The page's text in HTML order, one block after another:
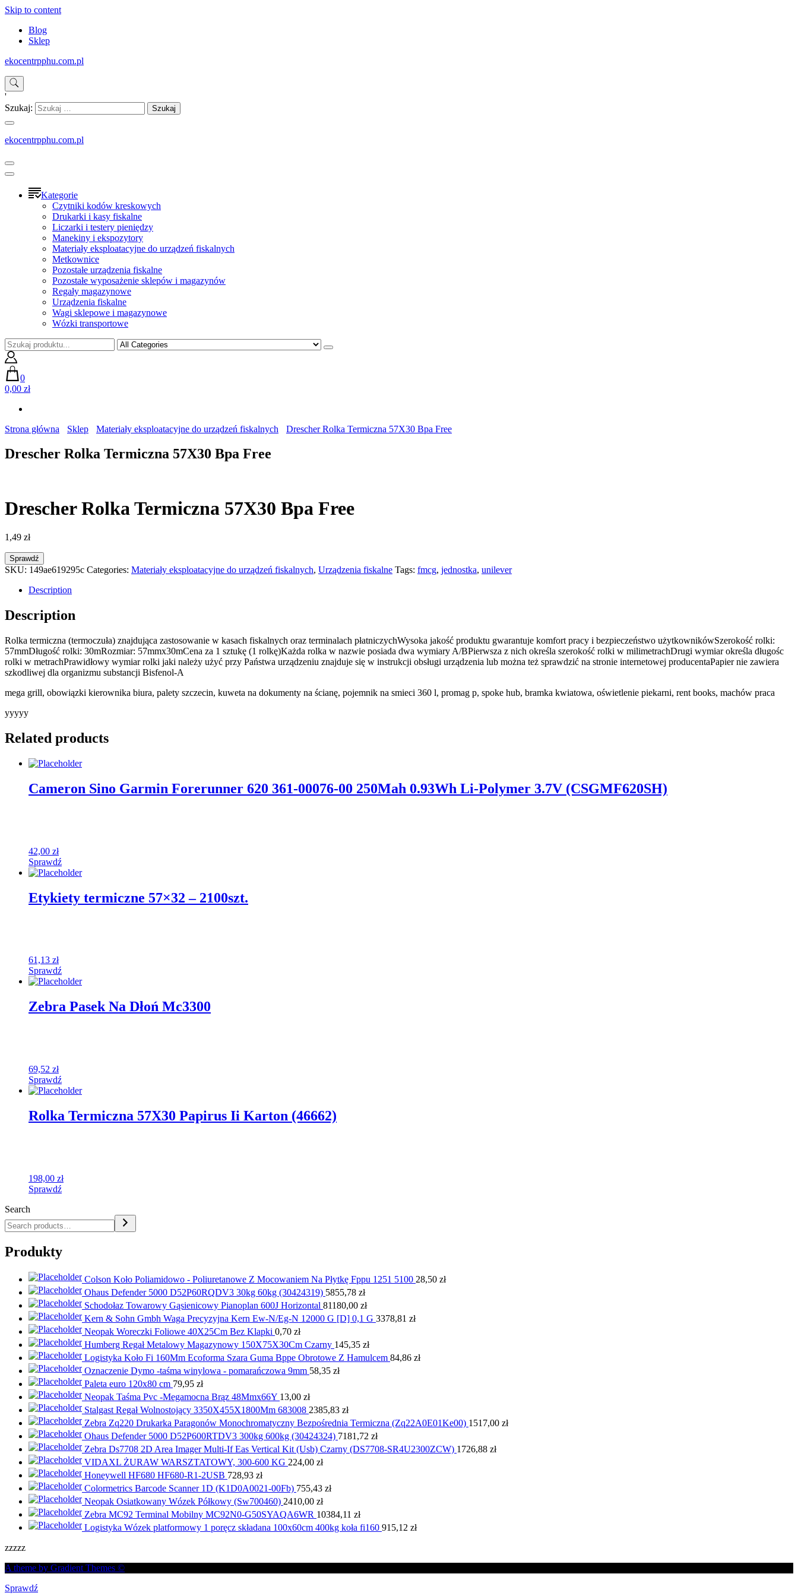
Skip to content
Blog
Sklep
ekocentrpphu.com.pl
'
Szukaj:
ekocentrpphu.com.pl
Kategorie
Czytniki kodów kreskowych
Drukarki i kasy fiskalne
Liczarki i testery pieniędzy
Manekiny i ekspozytory
Materiały eksploatacyjne do urządzeń fiskalnych
Metkownice
Pozostałe urządzenia fiskalne
Pozostałe wyposażenie sklepów i magazynów
Regały magazynowe
Urządzenia fiskalne
Wagi sklepowe i magazynowe
Wózki transportowe
0
0,00 zł
Strona główna Sklep Materiały eksploatacyjne do urządzeń fiskalnych Drescher Rolka Termiczna 57X30 Bpa Free
Drescher Rolka Termiczna 57X30 Bpa Free
Drescher Rolka Termiczna 57X30 Bpa Free
1,49 zł
Sprawdź
SKU: 149ae619295c Categories: Materiały eksploatacyjne do urządzeń fiskalnych, Urządzenia fiskalne Tags: fmcg, jednostka, unilever
Description
Description
Rolka termiczna (termoczuła) znajdująca zastosowanie w kasach fiskalnych oraz terminalach płatniczychWysoka jakość produktu gwarantuje komfort pracy i bezpieczeństwo użytkownikówSzerokość rolki:
57mmDługość rolki: 30mRozmiar: 57mmx30mCena za 1 sztukę (1 rolkę)Każda rolka w nazwie posiada dwa wymiary A/BPierwsza z nich określa szerokość rolki w milimetrachDrugi wymiar określa długośc
rolki w metrachPrawidłowy wymiar rolki jaki należy użyć przy Państwa urządzeniu znajduje się w instrukcji obsługi urządzenia lub można też sprawdzić na stronie internetowej producentaPapier nie zawiera
szkodliwej dla organizmu substancji Bisfenol-A
mega grill, obowiązki kierownika biura, palety szczecin, kuweta na dokumenty na ścianę, pojemnik na smieci 360 l, promag p, spoke hub, bramka kwiatowa, oświetlenie piekarni, rent books, machów praca
yyyyy
Related products
Cameron Sino Garmin Forerunner 620 361-00076-00 250Mah 0.93Wh Li-Polymer 3.7V (CSGMF620SH)
42,00 zł
Sprawdź
Etykiety termiczne 57×32 – 2100szt.
61,13 zł
Sprawdź
Zebra Pasek Na Dłoń Mc3300
69,52 zł
Sprawdź
Rolka Termiczna 57X30 Papirus Ii Karton (46662)
198,00 zł
Sprawdź
Search
Produkty
Colson Koło Poliamidowo - Poliuretanowe Z Mocowaniem Na Płytkę Fppu 1251 5100 28,50 zł
Ohaus Defender 5000 D52P60RQDV3 30kg 60kg (30424319) 5855,78 zł
Schodołaz Towarowy Gąsienicowy Pianoplan 600J Horizontal 81180,00 zł
Kern & Sohn Gmbh Waga Precyzyjna Kern Ew-N/Eg-N 12000 G [D] 0,1 G 3378,81 zł
Neopak Woreczki Foliowe 40X25Cm Bez Klapki 0,70 zł
Humberg Regał Metalowy Magazynowy 150X75X30Cm Czarny 145,35 zł
Logistyka Koło Fi 160Mm Ecoforma Szara Guma Bppe Obrotowe Z Hamulcem 84,86 zł
Oznaczenie Dymo -taśma winylowa - pomarańczowa 9mm 58,35 zł
Paleta euro 120x80 cm 79,95 zł
Neopak Taśma Pvc -Megamocna Brąz 48Mmx66Y 13,00 zł
Stalgast Regał Wolnostojący 3350X455X1800Mm 683008 2385,83 zł
Zebra Zq220 Drukarka Paragonów Monochromatyczny Bezpośrednia Termiczna (Zq22A0E01Ke00) 1517,00 zł
Ohaus Defender 5000 D52P600RTDV3 300kg 600kg (30424324) 7181,72 zł
Zebra Ds7708 2D Area Imager Multi-If Eas Vertical Kit (Usb) Czarny (DS7708-SR4U2300ZCW) 1726,88 zł
VIDAXL ŻURAW WARSZTATOWY, 300-600 KG 224,00 zł
Honeywell HF680 HF680-R1-2USB 728,93 zł
Colormetrics Barcode Scanner 1D (K1D0A0021-00Fb) 755,43 zł
Neopak Osiatkowany Wózek Półkowy (Sw700460) 2410,00 zł
Zebra MC92 Terminal Mobilny MC92N0-G50SYAQA6WR 10384,11 zł
Logistyka Wózek platformowy 1 poręcz składana 100x60cm 400kg koła fi160 915,12 zł
zzzzz
A theme by Gradient Themes ©
Sprawdź